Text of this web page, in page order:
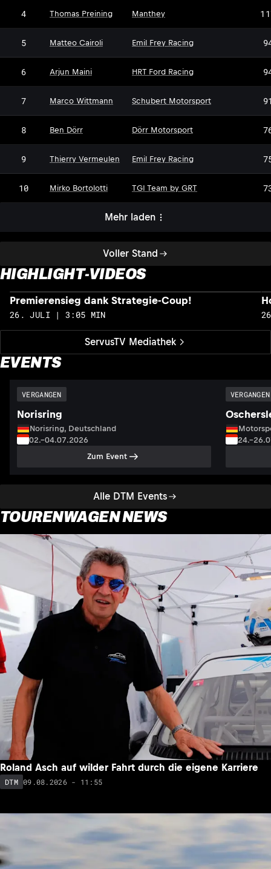
Voller Stand
4 Thomas Preining Manthey
5 Matteo Cairoli Emil Frey Racing
6 Arjun Maini HRT Ford Racing
7 Marco Wittmann Schubert Motorsport
8 Ben Dörr DM
Dörr Motorsport
9 Thierry Vermeulen Emil Frey Racing
10 Mirko Bortolotti TGI Team by GRT
Mehr laden
HIGHLIGHT-VIDEOS
ServusTV Mediathek
Premierensieg dank Strategie-Coup!
26. JULI | 3:05 MIN
EVENTS
Alle DTM Events
VERGANGEN
Norisring
Norisring, Deutschland
02.–04.07.2026
Zum Event
VERGANGEN
TOURENWAGEN NEWS
Roland Asch auf wilder Fahrt durch die eigene Karriere
DTM 09.08.2026 - 11:55